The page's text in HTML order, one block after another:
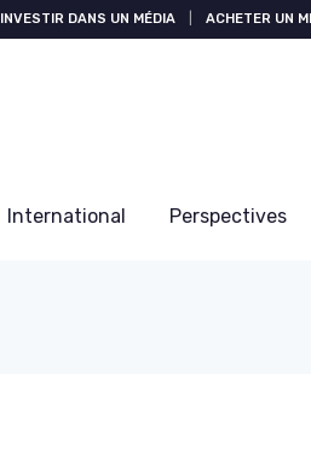
INVESTIR DANS UN MÉDIA ACHETER UN
International Perspectives